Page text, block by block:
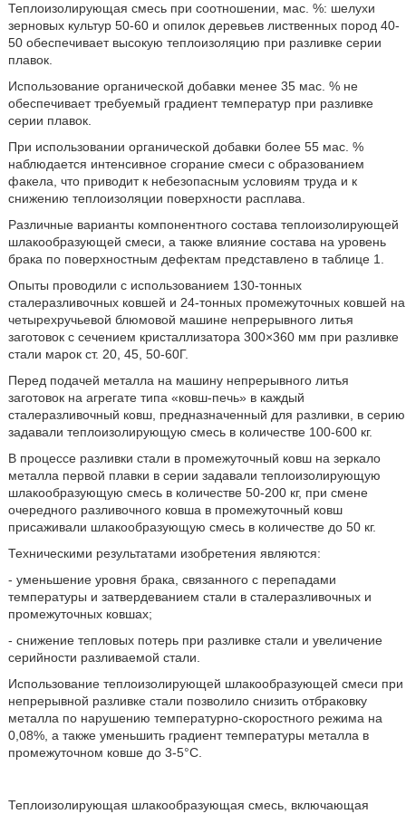
Теплоизолирующая смесь при соотношении, мас. %: шелухи
зерновых культур 50-60 и опилок деревьев лиственных пород 40-
50 обеспечивает высокую теплоизоляцию при разливке серии
плавок.
Использование органической добавки менее 35 мас. % не
обеспечивает требуемый градиент температур при разливке
серии плавок.
При использовании органической добавки более 55 мас. %
наблюдается интенсивное сгорание смеси с образованием
факела, что приводит к небезопасным условиям труда и к
снижению теплоизоляции поверхности расплава.
Различные варианты компонентного состава теплоизолирующей
шлакообразующей смеси, а также влияние состава на уровень
брака по поверхностным дефектам представлено в таблице 1.
Опыты проводили с использованием 130-тонных
сталеразливочных ковшей и 24-тонных промежуточных ковшей на
четырехручьевой блюмовой машине непрерывного литья
заготовок с сечением кристаллизатора 300×360 мм при разливке
стали марок ст. 20, 45, 50-60Г.
Перед подачей металла на машину непрерывного литья
заготовок на агрегате типа «ковш-печь» в каждый
сталеразливочный ковш, предназначенный для разливки, в серию
задавали теплоизолирующую смесь в количестве 100-600 кг.
В процессе разливки стали в промежуточный ковш на зеркало
металла первой плавки в серии задавали теплоизолирующую
шлакообразующую смесь в количестве 50-200 кг, при смене
очередного разливочного ковша в промежуточный ковш
присаживали шлакообразующую смесь в количестве до 50 кг.
Техническими результатами изобретения являются:
- уменьшение уровня брака, связанного с перепадами
температуры и затвердеванием стали в сталеразливочных и
промежуточных ковшах;
- снижение тепловых потерь при разливке стали и увеличение
серийности разливаемой стали.
Использование теплоизолирующей шлакообразующей смеси при
непрерывной разливке стали позволило снизить отбраковку
металла по нарушению температурно-скоростного режима на
0,08%, а также уменьшить градиент температуры металла в
промежуточном ковше до 3-5°C.
Теплоизолирующая шлакообразующая смесь, включающая